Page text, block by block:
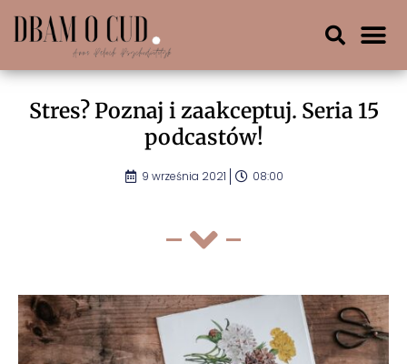
Stres? Poznaj i zaakceptuj. Seria 15
podcastów!
9 września 2021 08:00